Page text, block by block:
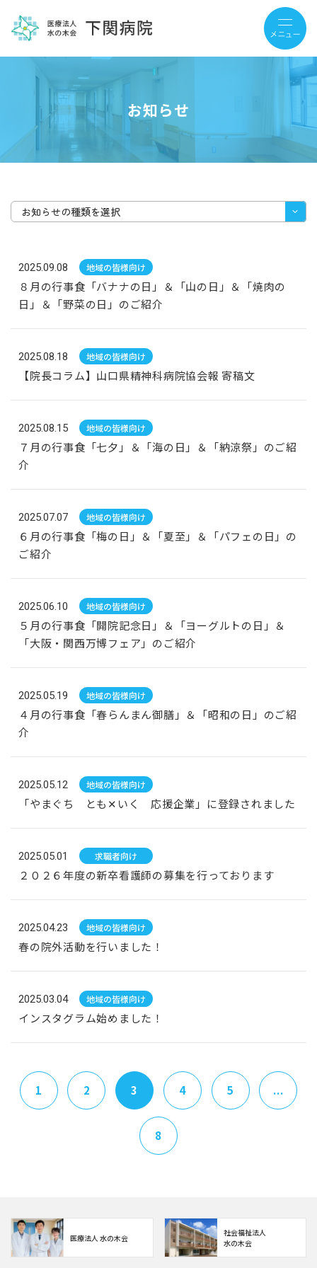
お知らせ
お知らせの種類を選択
2025.09.08 地域の皆様向け
８月の行事食「バナナの日」＆「山の日」＆「焼肉の
日」＆「野菜の日」のご紹介
2025.08.18 地域の皆様向け
【院長コラム】山口県精神科病院協会報 寄稿文
2025.08.15 地域の皆様向け
７月の行事食「七夕」＆「海の日」＆「納涼祭」のご紹
介
2025.07.07 地域の皆様向け
６月の行事食「梅の日」＆「夏至」＆「パフェの日」の
ご紹介
2025.06.10 地域の皆様向け
５月の行事食「開院記念日」＆「ヨーグルトの日」＆
「大阪・関西万博フェア」のご紹介
2025.05.19 地域の皆様向け
４月の行事食「春らんまん御膳」＆「昭和の日」のご紹
介
2025.05.12 地域の皆様向け
「やまぐち とも✕いく 応援企業」に登録されました
2025.05.01 求職者向け
２０２６年度の新卒看護師の募集を行っております
2025.04.23 地域の皆様向け
春の院外活動を行いました！
2025.03.04 地域の皆様向け
インスタグラム始めました！
1 2 3 4 5 ...
8
医療法人 水の木会
社会福祉法人
水の木会